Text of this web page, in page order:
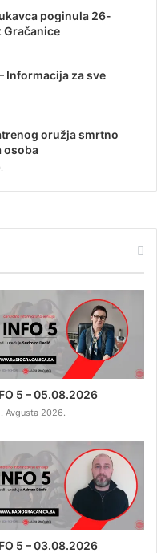
poginula 26-
Informacija za sve
oružja smrtno
osoba
5 – 05.08.2026
Avgusta 2026.
5 – 03.08.2026